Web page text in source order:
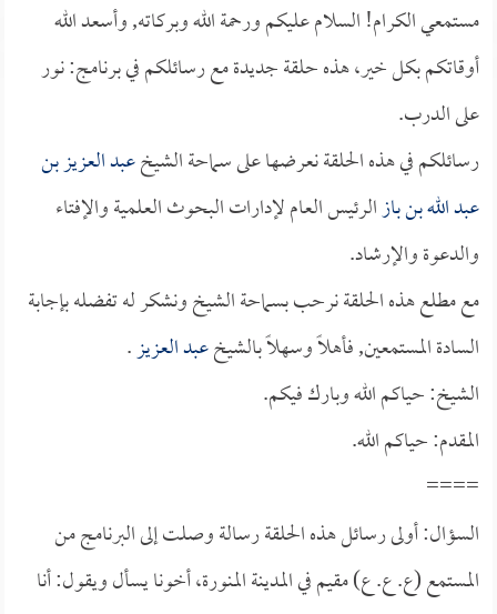
مستمعي الكرام! السلام عليكم ورحمة الله وبركاته, وأسعد الله
أوقاتكم بكل خير، هذه حلقة جديدة مع رسائلكم في برنامج: نور
على الدرب.
رسائلكم في هذه الحلقة نعرضها على سماحة الشيخعبد العزيز بن
عبد الله بن بازالرئيس العام لإدارات البحوث العلمية والإفتاء
والدعوة والإرشاد.
مع مطلع هذه الحلقة نرحب بسماحة الشيخ ونشكر له تفضله بإجابة
السادة المستمعين, فأهلاً وسهلاً بالشيخعبد العزيز.
الشيخ: حياكم الله وبارك فيكم.
المقدم: حياكم الله.
====
السؤال: أولى رسائل هذه الحلقة رسالة وصلت إلى البرنامج من
المستمع (ع. ع. ع) مقيم في المدينة المنورة، أخونا يسأل ويقول: أنا